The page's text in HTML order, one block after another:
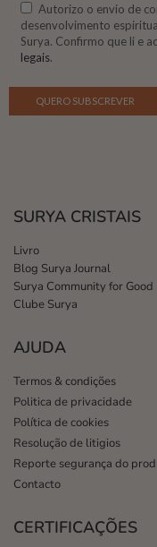
Autorizo o envio de
desenvolvimento
Surya. Confirmo que li e
legais.
SURYA CRISTAIS
Livro
Blog Surya Journal
Surya Community for Good
Clube Surya
AJUDA
Termos & condições
Politica de privacidade
Política de cookies
Resolução de litigios
Reporte segurança do
Contacto
CERTIFICAÇÕES